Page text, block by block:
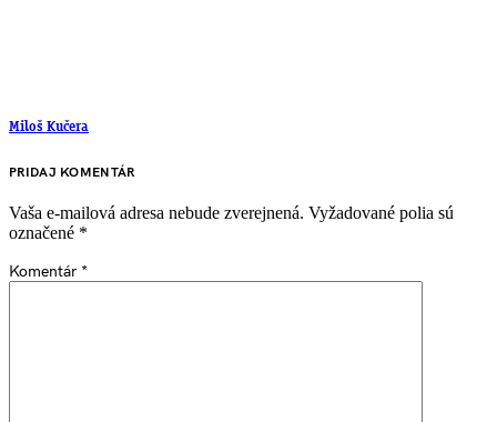
Miloš Kučera
PRIDAJ KOMENTÁR
Vaša e-mailová adresa nebude zverejnená. Vyžadované polia sú
označené *
Komentár *